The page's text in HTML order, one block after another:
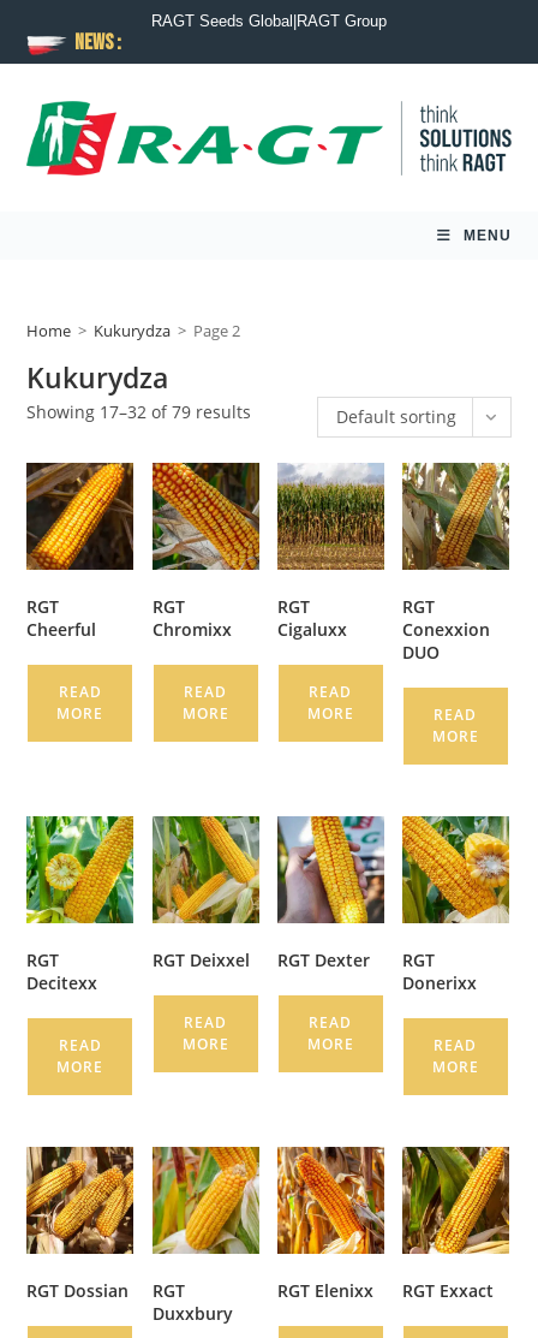
News :
RAGT Seeds Global RAGT Group
MENU
Home > Kukurydza > Page 2
Kukurydza
Showing 17–32 of 79 results Default sorting
RGT
Cheerful
READ
MORE
RGT
Chromixx
READ
MORE
RGT
Cigaluxx
READ
MORE
RGT
Conexxion
DUO
READ
MORE
RGT
Decitexx
READ
MORE
RGT Deixxel
READ
MORE
RGT Dexter
READ
MORE
RGT
Donerixx
READ
MORE
RGT Dossian
RGT
Duxxbury
RGT Elenixx RGT Exxact